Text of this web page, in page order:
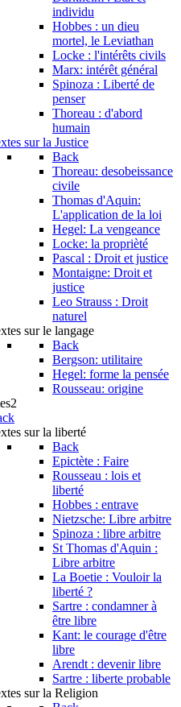
individu
Hobbes : un dieu
mortel, le Leviathan
Locke : l'intérêts civils
Marx: intérêt général
Spinoza : Liberté de
penser
Thoreau : d'abord
humain
sur la Justice
Back
Thoreau: desobeissance
civile
Thomas d'Aquin:
L'application de la loi
Hegel: La vengeance
Locke: la proprièté
Pascal : Droit et justice
Montaigne: Droit et
justice
Leo Strauss : Droit
naturel
sur le langage
Back
Bergson: utilitaire
Hegel: forme la pensée
Rousseau: origine
sur la liberté
Back
Epictète : Faire
Rousseau : lois et
liberté
Hobbes : entrave
Nietzsche: Libre arbitre
Spinoza : libre arbitre
St Thomas d'Aquin :
Libre arbitre
La Boetie : Vouloir la
liberté ?
Sartre : condamner à
être libre
Kant: le courage d'être
libre
Arendt : devenir libre
Sartre : liberte probable
sur la Religion